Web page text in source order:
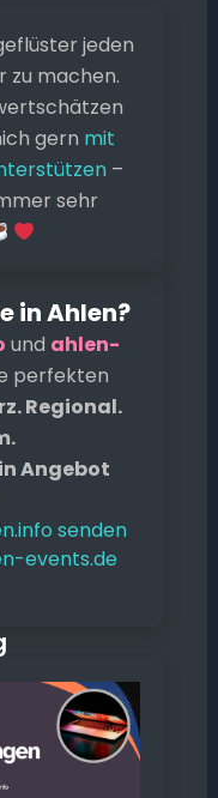
s
e
n
g
er
a
d
s
n
jeden
zu machen.
gern mit
–
sehr
in Ahlen?
und ahlen-
perfekten
Regional.
Angebot
senden
events.de